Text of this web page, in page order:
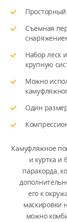
Съемная
Набор леск
крупную
Можно
Один
Камуфляжное
и куртка и
паракорда,
его к
маскировки
можно